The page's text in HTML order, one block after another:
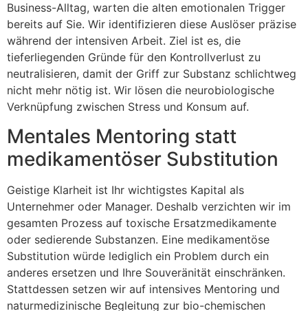
Business-Alltag, warten die alten emotionalen Trigger
bereits auf Sie. Wir identifizieren diese Auslöser präzise
während der intensiven Arbeit. Ziel ist es, die
tieferliegenden Gründe für den Kontrollverlust zu
neutralisieren, damit der Griff zur Substanz schlichtweg
nicht mehr nötig ist. Wir lösen die neurobiologische
Verknüpfung zwischen Stress und Konsum auf.
Mentales Mentoring statt
medikamentöser Substitution
Geistige Klarheit ist Ihr wichtigstes Kapital als
Unternehmer oder Manager. Deshalb verzichten wir im
gesamten Prozess auf toxische Ersatzmedikamente
oder sedierende Substanzen. Eine medikamentöse
Substitution würde lediglich ein Problem durch ein
anderes ersetzen und Ihre Souveränität einschränken.
Stattdessen setzen wir auf intensives Mentoring und
naturmedizinische Begleitung zur bio-chemischen